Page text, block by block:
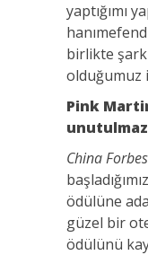
yaptığımı
birlikte
olduğumuz
Pink
China
ödülüne
güzel bir
ödülünü